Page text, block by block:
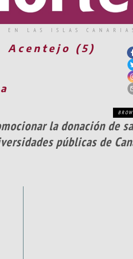
EN LAS ISLAS
Acentejo (5)
la donación de
públicas de